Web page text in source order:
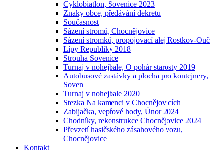
Cyklobiatlon, Sovenice 2023
Znaky obce, předávání dekretu
Současnost
Sázení stromů, Chocnějovice
Sázení stromků, propojovací alej Rostkov-Ouč
Lípy Republiky 2018
Strouha Sovenice
Turnaj v nohejbale, O pohár starosty 2019
Autobusové zastávky a plocha pro kontejnery,
Soven
Turnaj v nohejbale 2020
Stezka Na kamenci v Chocnějovicích
Zabijačka, vepřové hody, Únor 2024
Chodníky, rekonstrukce Chocnějovice 2024
Převzetí hasičského zásahového vozu,
Chocnějovice
Kontakt